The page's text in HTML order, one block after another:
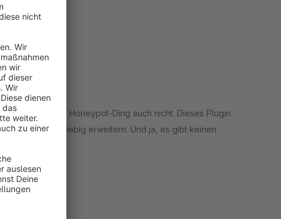
Das Honeypot-Ding auch nicht. Dieses Plugin
lässt sich beliebig erweitern. Und ja, es gibt keinen